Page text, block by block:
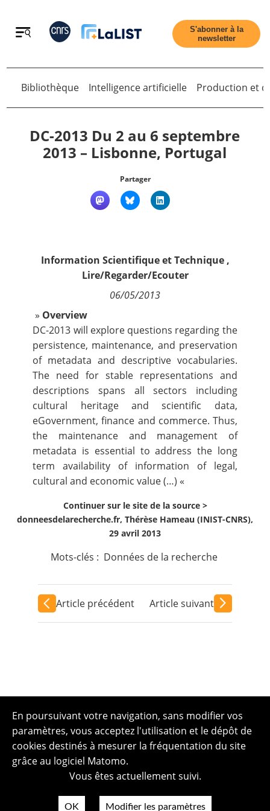
Retour
Nous suivre
S'abonner à la
newsletter
Retour
Bibliothèque Intelligence artificielle Production et
DC-2013 Du 2 au 6 septembre
2013 – Lisbonne, Portugal
Partager
Information Scientifique et Technique,
Lire/Regarder/Ecouter
06/05/2013
» Overview
DC-2013 will explore questions regarding the
persistence, maintenance, and preservation
of metadata and descriptive vocabularies.
The need for stable representations and
descriptions spans all sectors including
cultural heritage and scientific data,
eGovernment, finance and commerce. Thus,
the maintenance and management of
metadata is essential to address the long
term availability of information of legal,
cultural and economic value (…) «
Continuer sur le site de la source >
donneesdelarecherche.fr, Thérèse Hameau (INIST-CNRS),
29 avril 2013
Mots-clés : Données de la recherche
Article précédent Article suivant
En poursuivant votre navigation, sans modifier vos
paramètres, vous acceptez l'utilisation et le dépôt de
cookies destinés à mesurer la fréquentation du site
grâce au logiciel Matomo.
Vous êtes actuellement suivi.
OK Modifier les paramètres